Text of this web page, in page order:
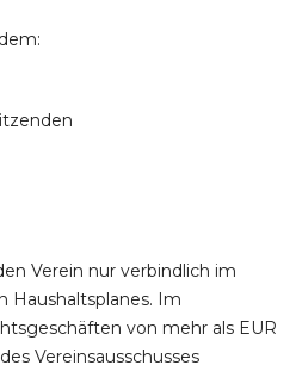
Verein nur verbindlich im
Haushaltsplanes. Im
von mehr als EUR
Vereinsausschusses